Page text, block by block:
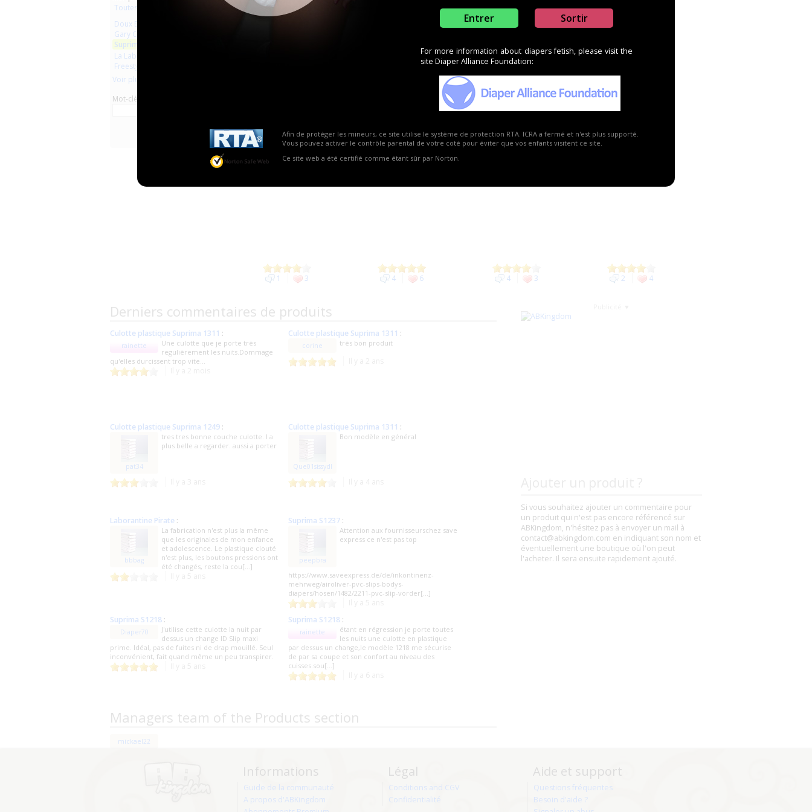
Entrer Sortir
For more information about diapers fetish, please visit the
site Diaper Alliance Foundation:
Afin de protéger les mineurs, ce site utilise le système de protection RTA. ICRA a fermé et n'est plus supporté.
Vous pouvez activer le contrôle parental de votre coté pour éviter que vos enfants visitent ce site.
Ce site web a été certifié comme étant sûr par Norton.
Toutes les marques
Doux Baby
Gary Confort
Suprima
La Laborantine
Freestyle
Voir plus
Mot-clé
Suprima S1212
1 3
Suprima S1272
4 6
Suprima S1214
4 3
Suprima S1237
2 4
Si vous souhaitez ajouter un commentaire pour
un produit qui n'est pas encore référencé sur
ABKingdom, n'hésitez pas à envoyer un mail à
contact@abkingdom.com en indiquant son nom et
éventuellement une boutique où l'on peut
l'acheter. Il sera ensuite rapidement ajouté.
Derniers commentaires de produits
Culotte plastique Suprima 1311 :
rainette
Une culotte que je porte très
regulièrement les nuits.Dommage
qu'elles durcissent trop vite...
Culotte plastique Suprima 1311 :
corine très bon produit
Culotte plastique Suprima 1249 :
pat34
tres tres bonne couche culotte. l a
plus belle a regarder. aussi a porter
Culotte plastique Suprima 1311 :
Que01sissydl
Bon modèle en général
Laborantine Pirate :
bbbag
La fabrication n'est plus la même
que les originales de mon enfance
et adolescence. Le plastique clouté
n'est plus, les boutons pressions ont
été changés, reste la cou[...]
Suprima S1237 :
peepbra
Attention aux fournisseurschez save
express ce n'est pas top
https://www.saveexpress.de/de/inkontinenz-
mehrweg/airoliver-pvc-slips-bodys-
diapers/hosen/1482/2211-pvc-slip-vorder[...]
Suprima S1218 :
Diaper70
J'utilise cette culotte la nuit par
dessus un change ID Slip maxi
prime. Idéal, pas de fuites ni de drap mouillé. Seul
inconvénient, fait quand même un peu transpirer.
Suprima S1218 :
rainette
étant en régression je porte toutes
les nuits une culotte en plastique
par dessus un change,le modèle 1218 me sécurise
de par sa coupe et son confort au niveau des
cuisses.sou[...]
Managers team of the Products section
mickael22
Informations
Guide de la communauté
A propos d'ABKingdom
Légal
Conditions and CGV
Confidentialité
Aide et support
Questions fréquentes
Besoin d'aide ?